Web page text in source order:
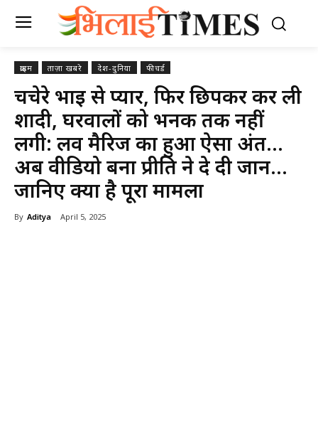
क्राइम ताज़ा खबरे देश-दुनिया फीचर्ड
चचेरे भाई से प्यार, फिर छिपकर कर ली
शादी, घरवालों को भनक तक नहीं
लगी: लव मैरिज का हुआ ऐसा अंत…
अब वीडियो बना प्रीति ने दे दी जान…
जानिए क्या है पूरा मामला
By Aditya April 5, 2025